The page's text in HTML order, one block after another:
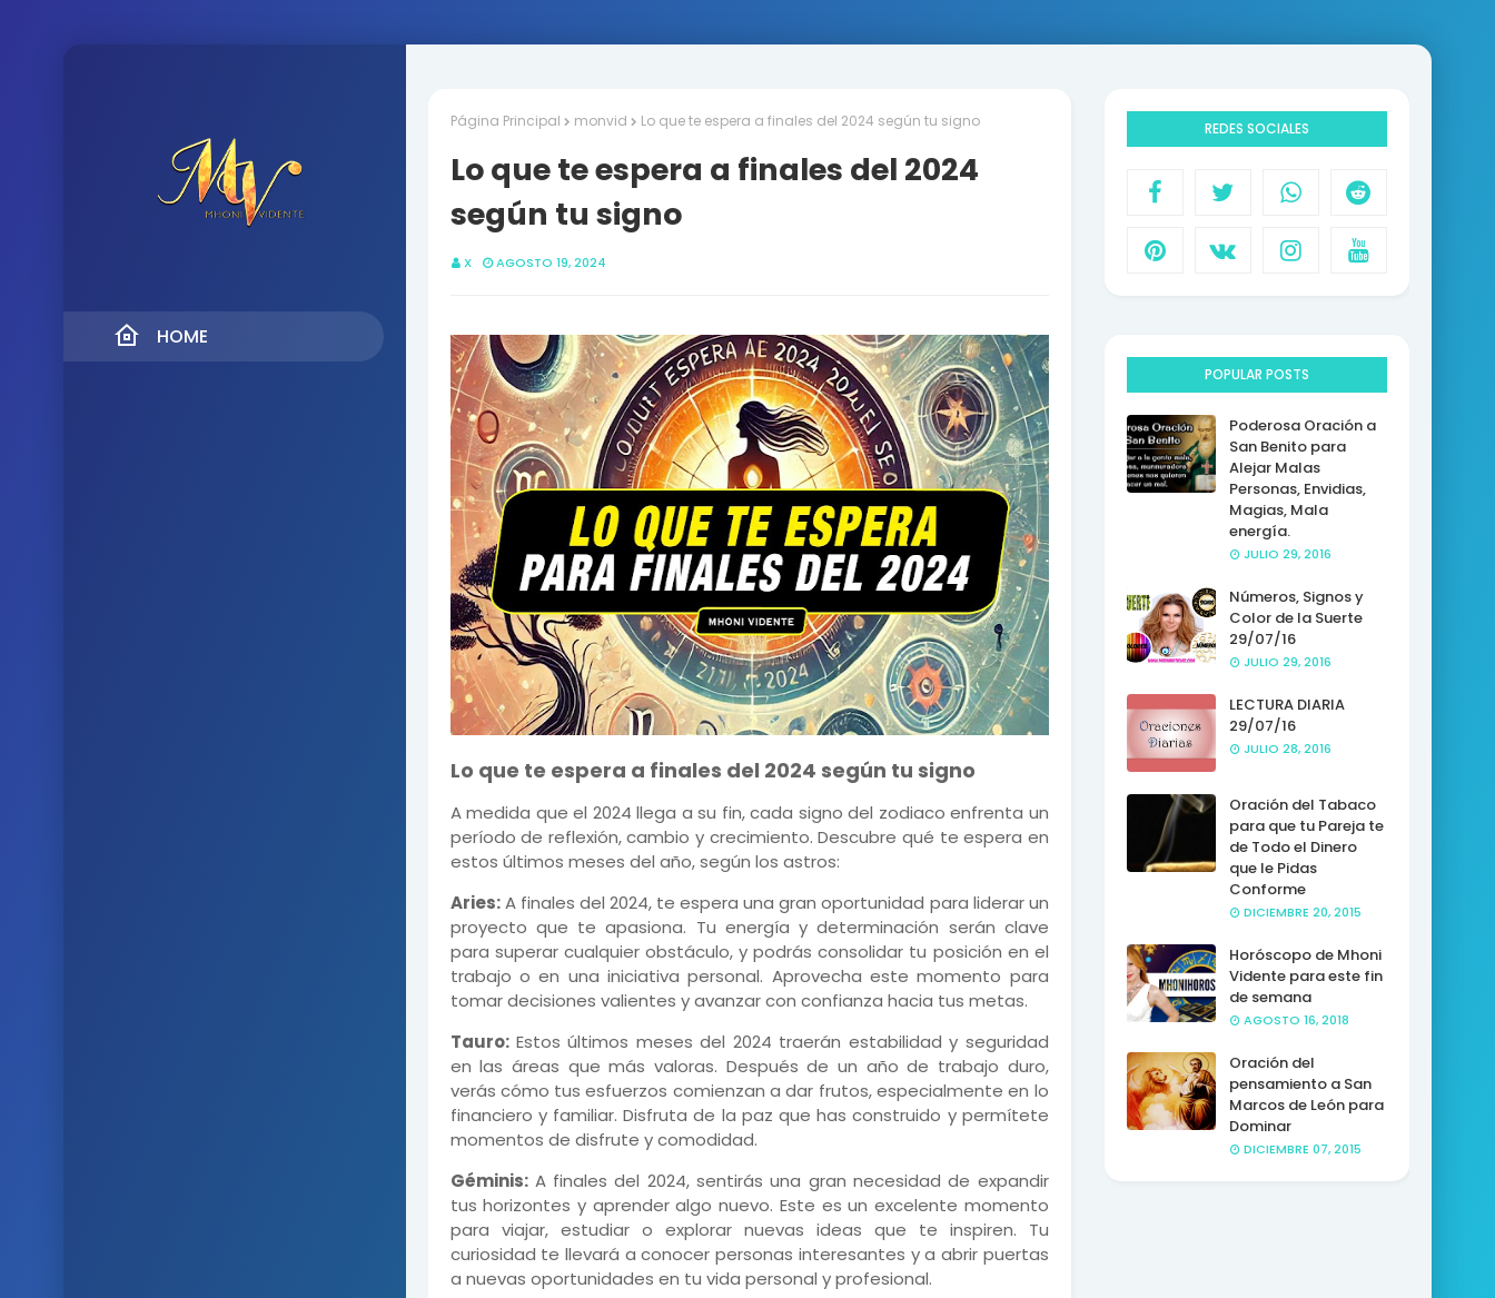
HOME
Página Principal monvid Lo que te espera a finales del 2024 según tu signo
Lo que te espera a finales del 2024
según tu signo
X AGOSTO 19, 2024
Lo que te espera a finales del 2024 según tu signo
A medida que el 2024 llega a su fin, cada signo del zodiaco enfrenta un
período de reflexión, cambio y crecimiento. Descubre qué te espera en
estos últimos meses del año, según los astros:
Aries:A finales del 2024, te espera una gran oportunidad para liderar un
proyecto que te apasiona. Tu energía y determinación serán clave
para superar cualquier obstáculo, y podrás consolidar tu posición en el
trabajo o en una iniciativa personal. Aprovecha este momento para
tomar decisiones valientes y avanzar con confianza hacia tus metas.
Tauro:Estos últimos meses del 2024 traerán estabilidad y seguridad
en las áreas que más valoras. Después de un año de trabajo duro,
verás cómo tus esfuerzos comienzan a dar frutos, especialmente en lo
financiero y familiar. Disfruta de la paz que has construido y permítete
momentos de disfrute y comodidad.
Géminis:A finales del 2024, sentirás una gran necesidad de expandir
tus horizontes y aprender algo nuevo. Este es un excelente momento
para viajar, estudiar o explorar nuevas ideas que te inspiren. Tu
curiosidad te llevará a conocer personas interesantes y a abrir puertas
a nuevas oportunidades en tu vida personal y profesional.
REDES SOCIALES
POPULAR POSTS
Poderosa Oración a
San Benito para
Alejar Malas
Personas, Envidias,
Magias, Mala
energía.
JULIO 29, 2016
Números, Signos y
Color de la Suerte
29/07/16
JULIO 29, 2016
LECTURA DIARIA
29/07/16
JULIO 28, 2016
Oración del Tabaco
para que tu Pareja te
de Todo el Dinero
que le Pidas
Conforme
DICIEMBRE 20, 2015
Horóscopo de Mhoni
Vidente para este fin
de semana
AGOSTO 16, 2018
Oración del
pensamiento a San
Marcos de León para
Dominar
DICIEMBRE 07, 2015